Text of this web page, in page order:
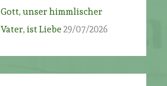
Gott, unser himmlischer
Vater, ist Liebe 29/07/2026